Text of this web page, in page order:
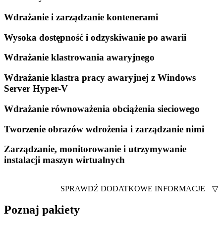
Wdrażanie i zarządzanie kontenerami
Wysoka dostępność i odzyskiwanie po awarii
Wdrażanie klastrowania awaryjnego
Wdrażanie klastra pracy awaryjnej z Windows
Server Hyper-V
Wdrażanie równoważenia obciążenia sieciowego
Tworzenie obrazów wdrożenia i zarządzanie nimi
Zarządzanie, monitorowanie i utrzymywanie
instalacji maszyn wirtualnych
SPRAWDŹ DODATKOWE INFORMACJE ▽
Poznaj pakiety